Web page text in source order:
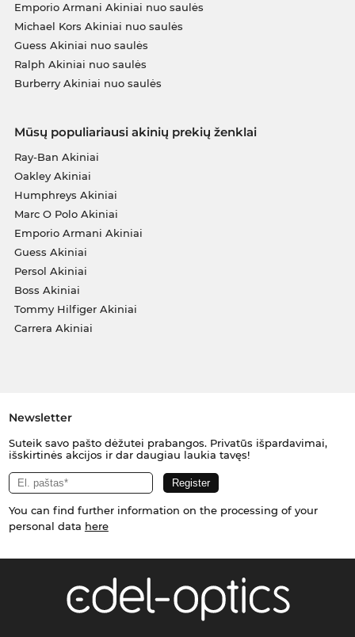
Emporio Armani Akiniai nuo saulės
Michael Kors Akiniai nuo saulės
Guess Akiniai nuo saulės
Ralph Akiniai nuo saulės
Burberry Akiniai nuo saulės
Mūsų populiariausi akinių prekių ženklai
Ray-Ban Akiniai
Oakley Akiniai
Humphreys Akiniai
Marc O Polo Akiniai
Emporio Armani Akiniai
Guess Akiniai
Persol Akiniai
Boss Akiniai
Tommy Hilfiger Akiniai
Carrera Akiniai
Newsletter
Suteik savo pašto dėžutei prabangos. Privatūs išpardavimai,
išskirtinės akcijos ir dar daugiau laukia tavęs!
You can find further information on the processing of your
personal data here